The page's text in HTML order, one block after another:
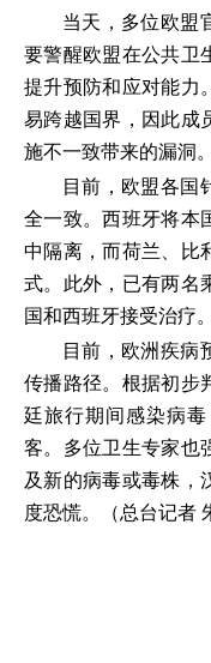
当天，多位欧盟
要警醒欧盟在公共卫
提升预防和应对能力
易跨越国界，因此成
施不一致带来的漏洞。
目前，欧盟各国
全一致。西班牙将本
中隔离，而荷兰、比
式。此外，已有两名
国和西班牙接受治疗。
目前，欧洲疾病
传播路径。根据初步
廷旅行期间感染病
客。多位卫生专家也
及新的病毒或毒株，
度恐慌。（总台记者